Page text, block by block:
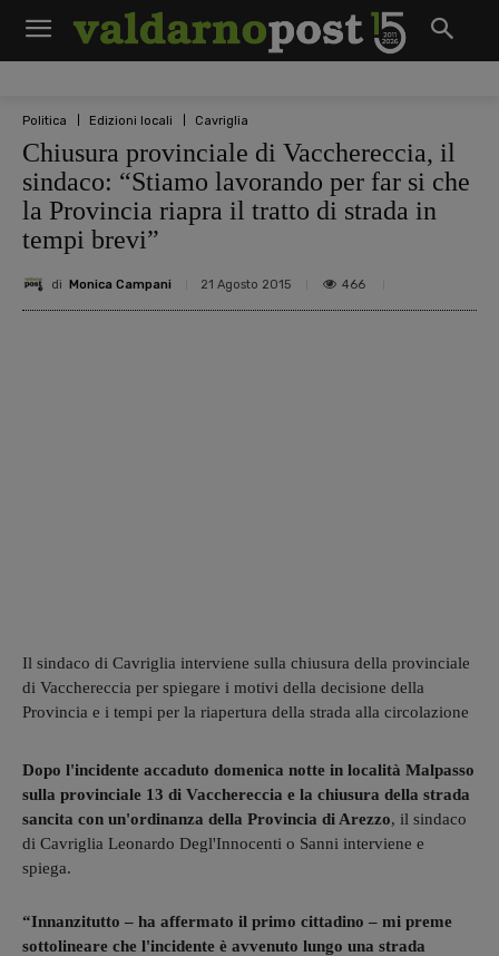
Politica Edizioni locali Cavriglia
Chiusura provinciale di Vacchereccia, il
sindaco: “Stiamo lavorando per far si che
la Provincia riapra il tratto di strada in
tempi brevi”
di Monica Campani 21 Agosto 2015 466
Il sindaco di Cavriglia interviene sulla chiusura della provinciale
di Vacchereccia per spiegare i motivi della decisione della
Provincia e i tempi per la riapertura della strada alla circolazione
Dopo l'incidente accaduto domenica notte in località Malpasso
sulla provinciale 13 di Vacchereccia e la chiusura della strada
sancita con un'ordinanza della Provincia di Arezzo, il sindaco
di Cavriglia Leonardo Degl'Innocenti o Sanni interviene e
spiega.
“Innanzitutto – ha affermato il primo cittadino – mi preme
sottolineare che l'incidente è avvenuto lungo una strada